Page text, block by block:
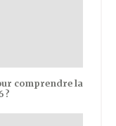
comprendre la
?